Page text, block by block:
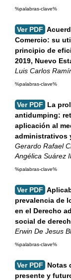
%palabras-clave%
Ver PDF
Comercio: su
principio de
2019, Nuevo
Luis Carlos
%palabras-clave%
Ver PDF
La
antidumping:
aplicación al
administrativos
Gerardo Rafael
Angélica Suárez
%palabras-clave%
Ver PDF
prevalencia de
en el Derecho
social de
Erwin De Jesus
%palabras-clave%
Ver PDF
Notas
presente y